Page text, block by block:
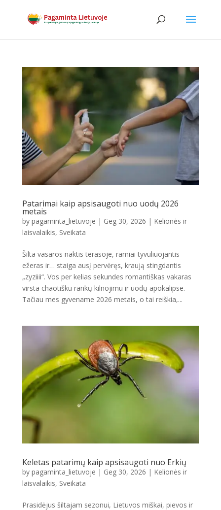
Patarimai kaip apsisaugoti nuo uodų 2026
metais
by pagaminta_lietuvoje | Geg 30, 2026 | Kelionės ir
laisvalaikis, Sveikata
Šilta vasaros naktis terasoje, ramiai tyvuliuojantis
ežeras ir… staiga ausį pervėręs, kraują stingdantis
„zyziiii“. Vos per kelias sekundes romantiškas vakaras
virsta chaotišku rankų kilnojimu ir uodų apokalipse.
Tačiau mes gyvename 2026 metais, o tai reiškia,...
Keletas patarimų kaip apsisaugoti nuo Erkių
by pagaminta_lietuvoje | Geg 30, 2026 | Kelionės ir
laisvalaikis, Sveikata
Prasidėjus šiltajam sezonui, Lietuvos miškai, pievos ir